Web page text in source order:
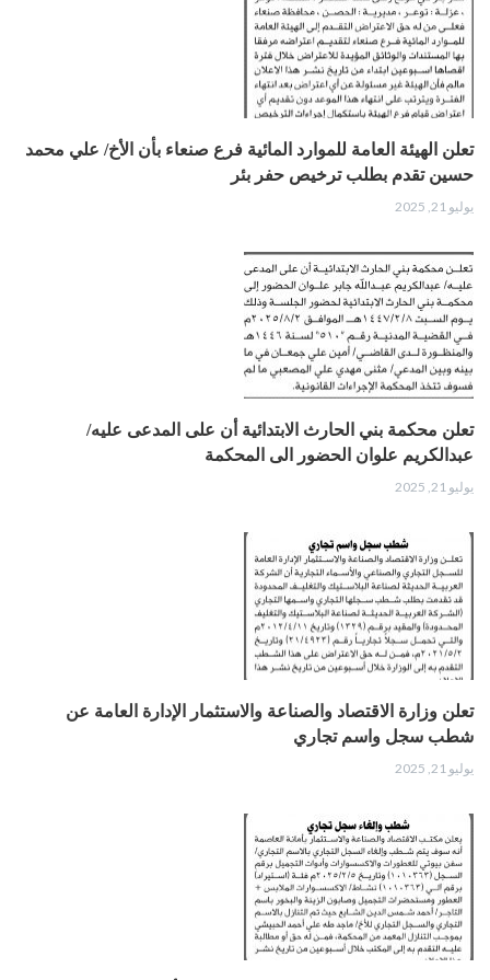
تعلن الهيئة العامة للموارد المائية فرع صنعاء بأن الأخ/ علي محمد
حسين تقدم بطلب ترخيص حفر بئر
يوليو 21, 2025
تعلن محكمة بني الحارث الابتدائية أن على المدعى عليه/
عبدالكريم علوان الحضور الى المحكمة
يوليو 21, 2025
تعلن وزارة الاقتصاد والصناعة والاستثمار الإدارة العامة عن
شطب سجل واسم تجاري
يوليو 21, 2025